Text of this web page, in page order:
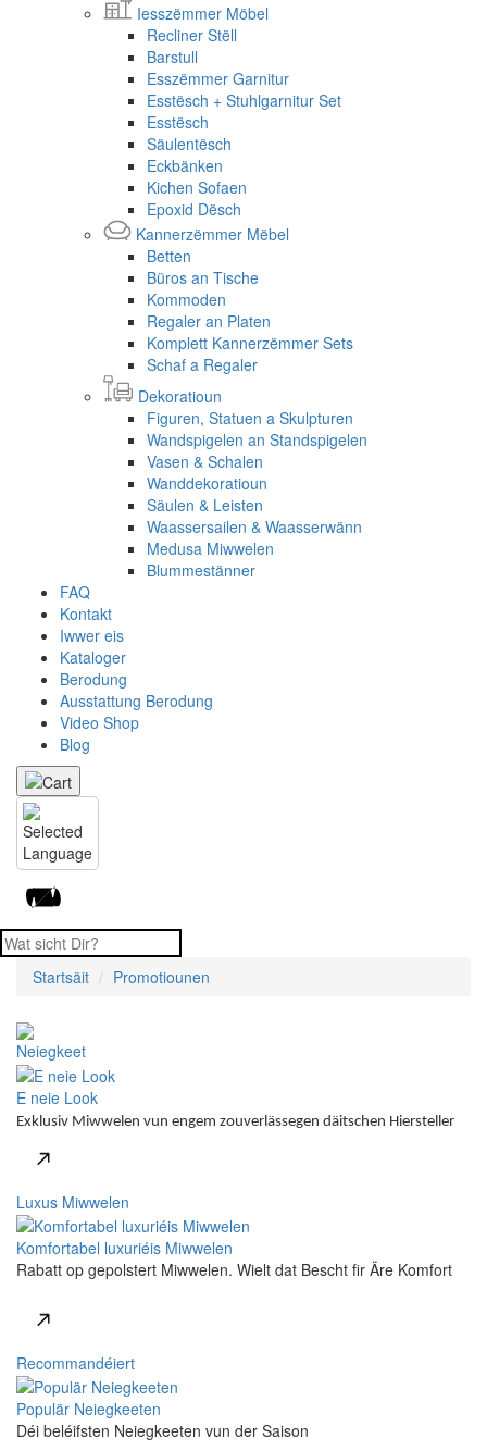
Iesszëmmer Möbel
Recliner Stëll
Barstull
Esszëmmer Garnitur
Esstësch + Stuhlgarnitur Set
Esstësch
Säulentësch
Eckbänken
Kichen Sofaen
Epoxid Dësch
Kannerzëmmer Mëbel
Betten
Büros an Tische
Kommoden
Regaler an Platen
Komplett Kannerzëmmer Sets
Schaf a Regaler
Dekoratioun
Figuren, Statuen a Skulpturen
Wandspigelen an Standspigelen
Vasen & Schalen
Wanddekoratioun
Säulen & Leisten
Waassersailen & Waasserwänn
Medusa Miwwelen
Blummestänner
FAQ
Kontakt
Iwwer eis
Kataloger
Berodung
Ausstattung Berodung
Video Shop
Blog
Startsäit Promotiounen
Neiegkeet
E neie Look
Exklusiv Miwwelen vun engem zouverlässegen däitschen Hiersteller
Luxus Miwwelen
Komfortabel luxuriéis Miwwelen
Rabatt op gepolstert Miwwelen. Wielt dat Bescht fir Äre Komfort
Recommandéiert
Populär Neiegkeeten
Déi beléifsten Neiegkeeten vun der Saison